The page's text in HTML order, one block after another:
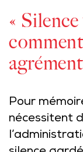
«
Pour
nécessitent